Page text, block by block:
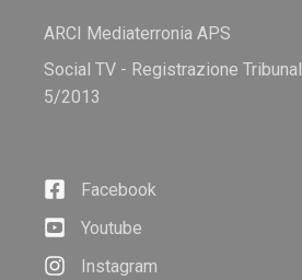
ARCI Mediaterronia APS
Social TV - Registrazione
5/2013
Facebook
Youtube
Instagram